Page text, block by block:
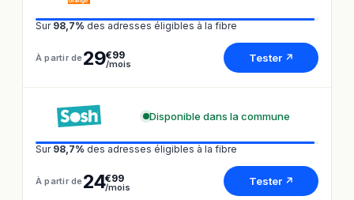
Sur 98,7% des adresses éligibles à la fibre
À partir de 29€99
/mois Tester ↗
Disponible dans la commune
Sur 98,7% des adresses éligibles à la fibre
À partir de 24€99
/mois Tester ↗